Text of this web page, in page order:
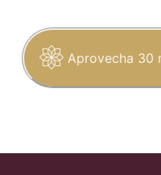
Aprovecha 30